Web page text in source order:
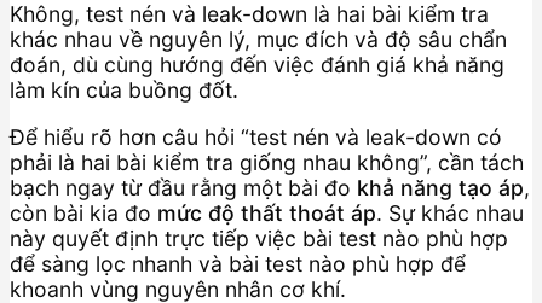
Không, test nén và leak-down là hai bài kiểm tra
khác nhau về nguyên lý, mục đích và độ sâu chẩn
đoán, dù cùng hướng đến việc đánh giá khả năng
làm kín của buồng đốt.
Để hiểu rõ hơn câu hỏi “test nén và leak-down có
phải là hai bài kiểm tra giống nhau không”, cần tách
bạch ngay từ đầu rằng một bài đo khả năng tạo áp,
còn bài kia đo mức độ thất thoát áp. Sự khác nhau
này quyết định trực tiếp việc bài test nào phù hợp
để sàng lọc nhanh và bài test nào phù hợp để
khoanh vùng nguyên nhân cơ khí.